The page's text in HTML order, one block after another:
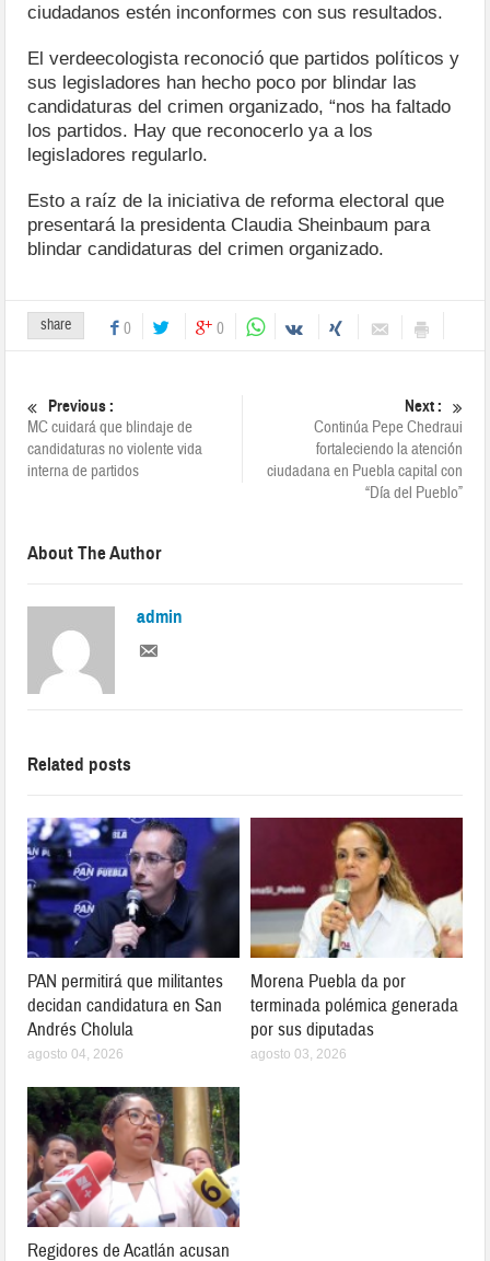
ciudadanos estén inconformes con sus resultados.
El verdeecologista reconoció que partidos políticos y
sus legisladores han hecho poco por blindar las
candidaturas del crimen organizado, “nos ha faltado
los partidos. Hay que reconocerlo ya a los
legisladores regularlo.
Esto a raíz de la iniciativa de reforma electoral que
presentará la presidenta Claudia Sheinbaum para
blindar candidaturas del crimen organizado.
share 0 0
Previous :
MC cuidará que blindaje de
candidaturas no violente vida
interna de partidos
Next :
Continúa Pepe Chedraui
fortaleciendo la atención
ciudadana en Puebla capital con
“Día del Pueblo”
About The Author
admin
Related posts
PAN permitirá que militantes
decidan candidatura en San
Andrés Cholula
agosto 04, 2026
Morena Puebla da por
terminada polémica generada
por sus diputadas
agosto 03, 2026
Regidores de Acatlán acusan